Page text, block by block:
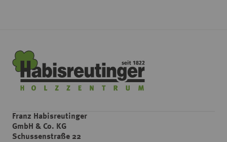
Franz Habisreutinger
GmbH & Co. KG
Schussenstraße 22